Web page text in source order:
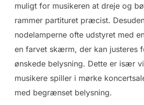
muligt for musikeren at dreje og
rammer partituret præcist.
nodelamperne ofte udstyret med
en farvet skærm, der kan justeres
ønskede belysning. Dette er især
musikere spiller i mørke
med begrænset belysning.